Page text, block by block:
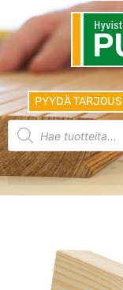
PYYDÄ TARJOUS